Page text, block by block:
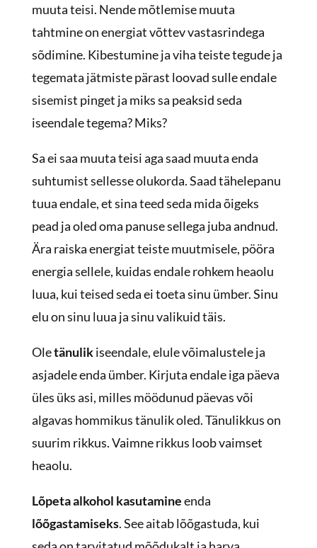
muuta teisi. Nende mõtlemise muuta
tahtmine on energiat võttev vastasrindega
sõdimine. Kibestumine ja viha teiste tegude ja
tegemata jätmiste pärast loovad sulle endale
sisemist pinget ja miks sa peaksid seda
iseendale tegema? Miks?
Sa ei saa muuta teisi aga saad muuta enda
suhtumist sellesse olukorda. Saad tähelepanu
tuua endale, et sina teed seda mida õigeks
pead ja oled oma panuse sellega juba andnud.
Ära raiska energiat teiste muutmisele, pööra
energia sellele, kuidas endale rohkem heaolu
luua, kui teised seda ei toeta sinu ümber. Sinu
elu on sinu luua ja sinu valikuid täis.
Oletänulikiseendale, elule võimalustele ja
asjadele enda ümber. Kirjuta endale iga päeva
üles üks asi, milles möödunud päevas või
algavas hommikus tänulik oled. Tänulikkus on
suurim rikkus. Vaimne rikkus loob vaimset
heaolu.
Lõpeta alkohol kasutamineenda
lõõgastamiseks. See aitab lõõgastuda, kui